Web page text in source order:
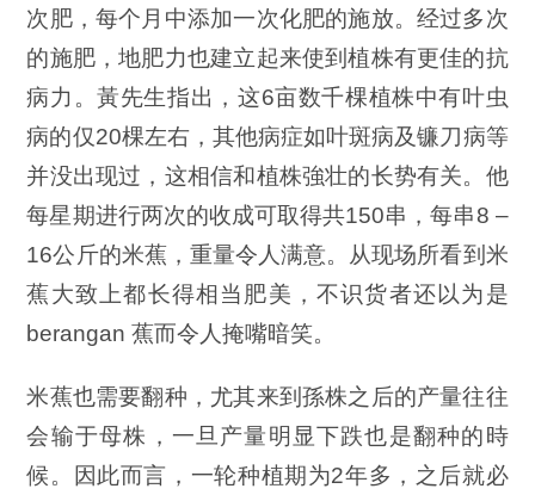
次肥，每个月中添加一次化肥的施放。经过多次
的施肥，地肥力也建立起来使到植株有更佳的抗
病力。黃先生指出，这6亩数千棵植株中有叶虫
病的仅20棵左右，其他病症如叶斑病及镰刀病等
并没出现过，这相信和植株強壮的长势有关。他
每星期进行两次的收成可取得共150串，每串8 –
16公斤的米蕉，重量令人满意。从现场所看到米
蕉大致上都长得相当肥美，不识货者还以为是
berangan 蕉而令人掩嘴暗笑。
米蕉也需要翻种，尤其来到孫株之后的产量往往
会输于母株，一旦产量明显下跌也是翻种的時
候。因此而言，一轮种植期为2年多，之后就必